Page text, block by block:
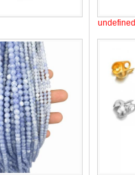
undefined